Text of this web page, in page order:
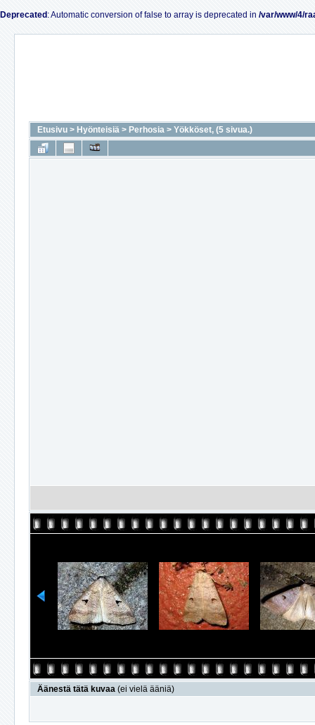
Deprecated : Automatic conversion of false to array is deprecated in /var/www/4/
Etusivu > Hyönteisiä > Perhosia > Yökköset, (5 sivua.)
Äänestä tätä kuvaa (ei vielä ääniä)